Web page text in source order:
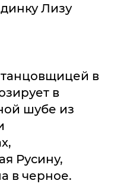
Лизу
в
в
шубе из
Русину,
в черное.